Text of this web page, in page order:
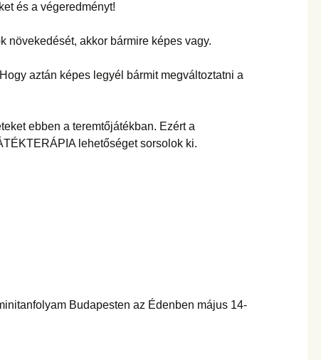
és a végeredményt!
növekedését, akkor bármire képes vagy.
aztán képes legyél bármit megváltoztatni a
ebben a teremtőjátékban. Ezért a
lehetőséget sorsolok ki.
Budapesten az Édenben május 14-